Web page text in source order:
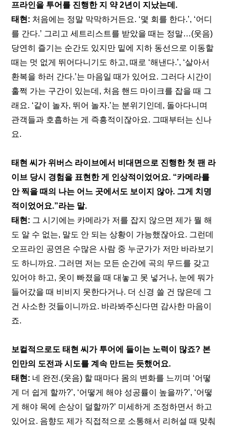
프라인을 투어를 진행한 지 약 2년이 지났는데.
태현: 처음에는 정말 막막하거든요. ‘몇 회를 한다.’, ‘어디
를 간다.’ 그리고 세트리스트를 받았을 때는 정말…(웃음)
당연히 즐기는 순간도 있지만 밑에 지하 동선으로 이동할
때는 멋 없게 뛰어다니기도 하고, 때로 ‘해낸다.’, ‘살아서
환복을 하러 간다.’는 마음일 때가 있어요. 그러다 시간이
훌쩍 가는 구간이 있는데, 처음 핸드 마이크를 잡을 때 그
래요. ‘같이 놀자, 뛰어 놀자.’는 분위기인데, 돌아다니며
관객들과 호흡하는 게 즉흥적이잖아요. 그때부터는 신나
요.
태현 씨가 위버스 라이브에서 비대면으로 진행한 첫 팬 라
이브 당시 경험을 표현한 게 인상적이었어요. “카메라를
안 찍을 때의 나는 어느 곳에서도 보이지 않아. 그게 치명
적이었어요.”라는 말.
태현: 그 시기에는 카메라가 저를 잡지 않으면 제가 뭘 해
도 알 수 없는, 말도 안 되는 상황이 가능했잖아요. 그런데
오프라인 공연은 수많은 사람 중 누군가가 저만 바라보기
도 하니까요. 그러면 저는 모든 순간에 곡의 무드를 갖고
있어야 하고, 옷이 빠졌을 때 대놓고 못 넣거나, 눈에 뭐가
들어갔을 때 비비지 못한다거나. 더 신경 쓸 건 많은데 그
건 사소한 것들이니까요. 바라봐주신다면 감사한 마음이
죠.
보컬적으로도 태현 씨가 투어에 들이는 노력이 많죠? 본
인만의 도전과 시도를 계속 만드는 듯했어요.
태현: 네 완전.(웃음) 할 때마다 몸의 변화를 느끼며 ‘어떻
게 더 쉽게 할까?’, ‘어떻게 해야 성공률이 높을까?’, ‘어떻
게 해야 목에 손상이 덜할까?’ 미세하게 조정하면서 하고
있어요. 음향도 제가 직접적으로 소통해서 리허설 때 맞춰